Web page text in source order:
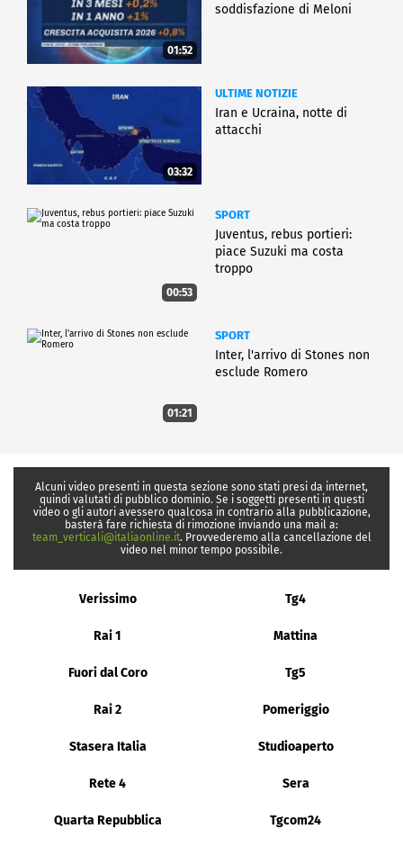
01:52
soddisfazione di Meloni
03:32
ULTIME NOTIZIE
Iran e Ucraina, notte di
attacchi
00:53
SPORT
Juventus, rebus portieri:
piace Suzuki ma costa
troppo
01:21
SPORT
Inter, l'arrivo di Stones non
esclude Romero
Alcuni video presenti in questa sezione sono stati presi da internet,
quindi valutati di pubblico dominio. Se i soggetti presenti in questi
video o gli autori avessero qualcosa in contrario alla pubblicazione,
basterà fare richiesta di rimozione inviando una mail a:
team_verticali@italiaonline.it. Provvederemo alla cancellazione del
video nel minor tempo possibile.
Verissimo Tg4
Rai 1 Mattina
Fuori dal Coro Tg5
Rai 2 Pomeriggio
Stasera Italia Studioaperto
Rete 4 Sera
Quarta Repubblica Tgcom24